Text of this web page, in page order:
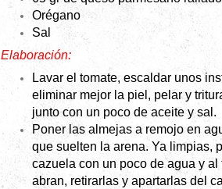
Orégano
Sal
Elaboración:
Lavar el tomate, escaldar unos
eliminar mejor la piel, pelar y
junto con un poco de aceite y sal.
Poner las almejas a remojo en
que suelten la arena. Ya limpias,
cazuela con un poco de agua y
abran, retirarlas y apartarlas del